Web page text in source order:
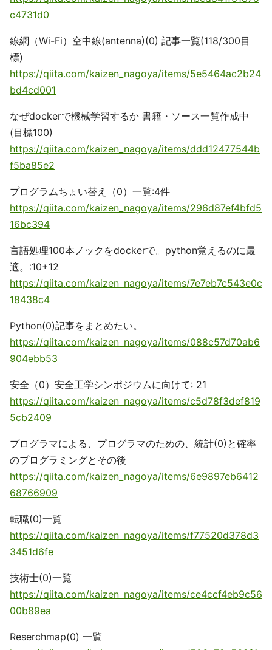
c4731d0
線網（Wi-Fi）空中線(antenna)(0) 記事一覧(118/300目
標)
https://qiita.com/kaizen_nagoya/items/5e5464ac2b24
bd4cd001
なぜdockerで機械学習するか 書籍・ソース一覧作成中
(目標100)
https://qiita.com/kaizen_nagoya/items/ddd12477544b
f5ba85e2
プログラムちょい替え（0）一覧:4件
https://qiita.com/kaizen_nagoya/items/296d87ef4bfd5
16bc394
言語処理100本ノックをdockerで。python覚えるのに最
適。:10+12
https://qiita.com/kaizen_nagoya/items/7e7eb7c543e0c
18438c4
Python(0)記事をまとめたい。
https://qiita.com/kaizen_nagoya/items/088c57d70ab6
904ebb53
安全（0）安全工学シンポジウムに向けて: 21
https://qiita.com/kaizen_nagoya/items/c5d78f3def819
5cb2409
プログラマによる、プログラマのための、統計(0)と確率
のプログラミングとその後
https://qiita.com/kaizen_nagoya/items/6e9897eb6412
68766909
転職(0)一覧
https://qiita.com/kaizen_nagoya/items/f77520d378d3
3451d6fe
技術士(0)一覧
https://qiita.com/kaizen_nagoya/items/ce4ccf4eb9c56
00b89ea
Reserchmap(0) 一覧